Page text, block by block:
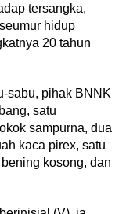
tersangka,
hidup
20 tahun
sabu, pihak BNNK
satu
sampurna, dua
kaca pirex, satu
kosong, dan